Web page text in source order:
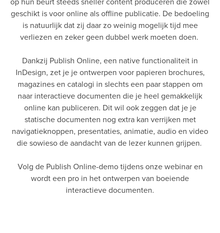
geschikt is voor online als offline publicatie. De bedoeling
is natuurlijk dat zij daar zo weinig mogelijk tijd mee
verliezen en zeker geen dubbel werk moeten doen.
Dankzij Publish Online, een native functionaliteit in
InDesign, zet je je ontwerpen voor papieren brochures,
magazines en catalogi in slechts een paar stappen om
naar interactieve documenten die je heel gemakkelijk
online kan publiceren. Dit wil ook zeggen dat je je
statische documenten nog extra kan verrijken met
navigatieknoppen, presentaties, animatie, audio en video
die sowieso de aandacht van de lezer kunnen grijpen.
Volg de Publish Online-demo tijdens onze webinar en
wordt een pro in het ontwerpen van boeiende
interactieve documenten.